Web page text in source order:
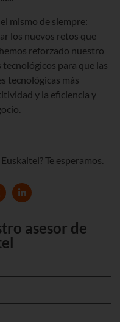
mismo de siempre:
los nuevos retos que
reforzado nuestro
para que las
tecnológicas más
y la eficiencia y
Te esperamos.
asesor de